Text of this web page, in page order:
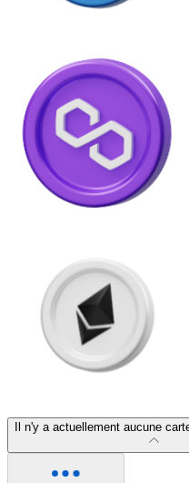
Litecoin
LTC
Il n'y a actuellement aucune